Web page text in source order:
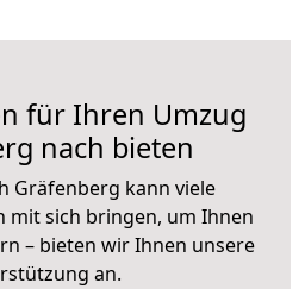
für Ihren Umzug
nach bieten
Gräfenberg kann viele
mit sich bringen, um Ihnen
– bieten wir Ihnen unsere
an.